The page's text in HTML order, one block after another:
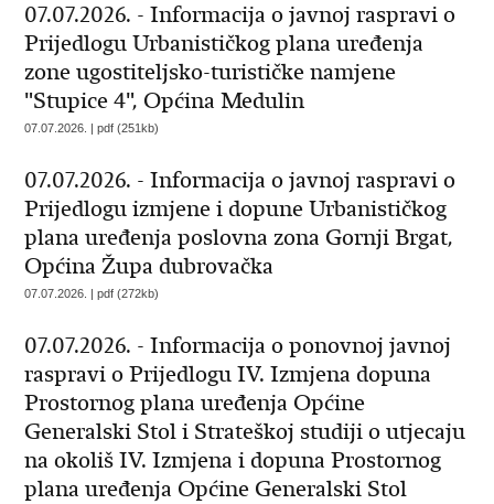
07.07.2026. - Informacija o javnoj raspravi o
Prijedlogu Urbanističkog plana uređenja
zone ugostiteljsko-turističke namjene
"Stupice 4", Općina Medulin
07.07.2026. | pdf (251kb)
07.07.2026. - Informacija o javnoj raspravi o
Prijedlogu izmjene i dopune Urbanističkog
plana uređenja poslovna zona Gornji Brgat,
Općina Župa dubrovačka
07.07.2026. | pdf (272kb)
07.07.2026. - Informacija o ponovnoj javnoj
raspravi o Prijedlogu IV. Izmjena dopuna
Prostornog plana uređenja Općine
Generalski Stol i Strateškoj studiji o utjecaju
na okoliš IV. Izmjena i dopuna Prostornog
plana uređenja Općine Generalski Stol